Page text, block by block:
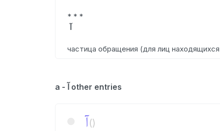
* * *
آ
частица обращения (для лиц
a - آ other entries
آ()